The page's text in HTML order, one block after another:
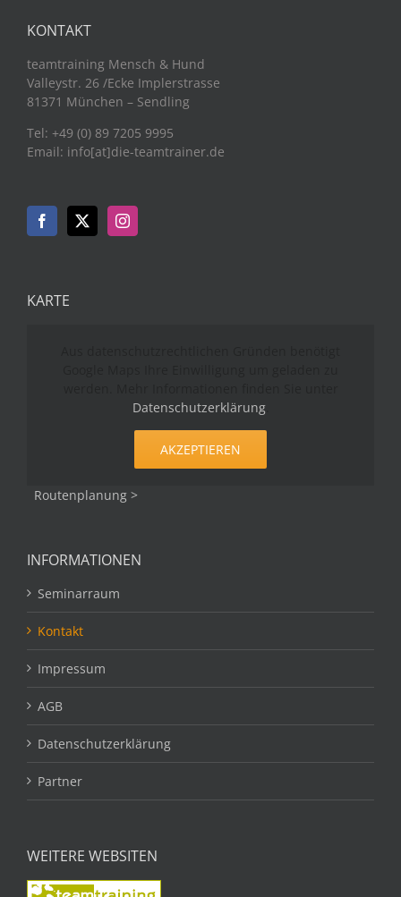
KONTAKT
teamtraining Mensch & Hund
Valleystr. 26 /Ecke Implerstrasse
81371 München – Sendling
Tel: +49 (0) 89 7205 9995
Email: info[at]die-teamtrainer.de
KARTE
Datenschutzerklärung.
AKZEPTIEREN
Routenplanung >
INFORMATIONEN
Seminarraum
Kontakt
Impressum
AGB
Datenschutzerklärung
Partner
WEITERE WEBSITEN